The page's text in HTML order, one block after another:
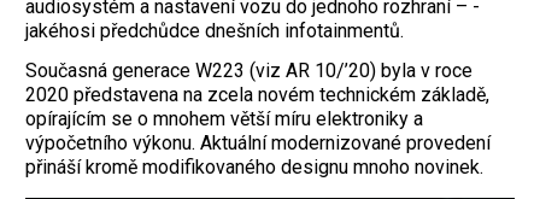
audiosystém a nastavení vozu do jednoho rozhraní – ­
jakéhosi předchůdce dnešních infotainmentů.
Současná generace W223 (viz AR 10/’20) byla v roce
2020 představena na zcela ­novém technickém základě,
opírajícím se o mnohem větší míru elektroniky a
výpočetního výkonu. Aktuální modernizované provedení
přináší kromě modifikovaného designu mnoho novinek.